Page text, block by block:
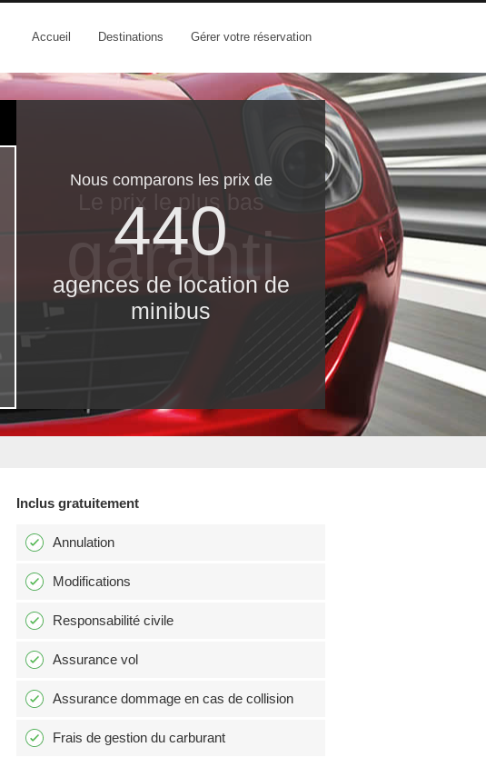
Accueil Destinations Gérer votre réservation
Nous comparons les prix de
440
agences de location de
minibus
Le prix le​ plus bas
garanti
Inclus gratuitement
Annulation
Modifications
Responsabilité civile
Assurance vol
Assurance dommage en cas de collision
Frais de gestion du carburant